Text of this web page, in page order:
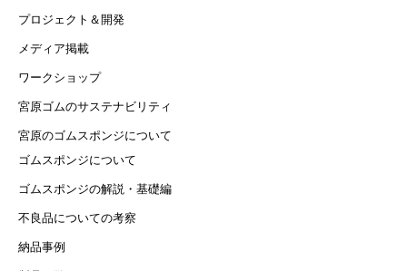
プロジェクト＆開発
メディア掲載
ワークショップ
宮原ゴムのサステナビリティ
宮原のゴムスポンジについて
ゴムスポンジについて
ゴムスポンジの解説・基礎編
不良品についての考察
納品事例